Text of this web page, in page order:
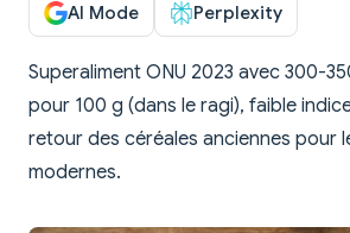
AI Mode Perplexity
Superaliment ONU 2023 avec 300-
pour 100 g (dans le ragi), faible
retour des céréales anciennes pour
modernes.